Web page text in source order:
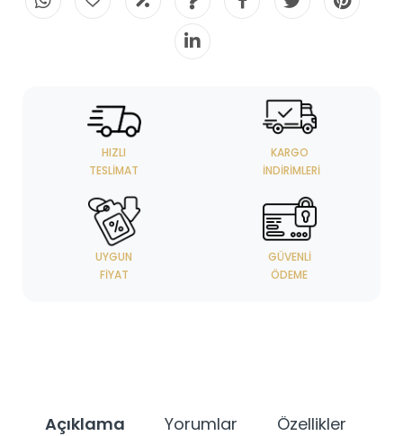
HIZLI
TESLIMAT
KARGO
İNDIRIMLERI
UYGUN
FIYAT
GÜVENLI
ÖDEME
Açıklama Yorumlar Özellikler